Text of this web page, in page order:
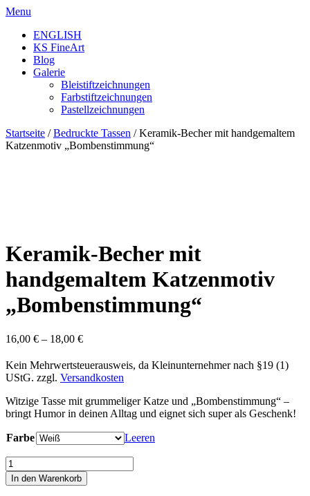
Skip
content
Menu
ENGLISH
KS FineArt
Blog
Galerie
Bleistiftzeichnungen
Farbstiftzeichnungen
Pastellzeichnungen
Startseite /Bedruckte Tassen / Keramik-Becher mit handgemaltem
Katzenmotiv „Bombenstimmung“
Keramik-Becher mit
handgemaltem Katzenmotiv
„Bombenstimmung“
16,00 € – 18,00 €
Kein Mehrwertsteuerausweis, da Kleinunternehmer nach §19 (1)
UStG. zzgl. Versandkosten
Witzige Tasse mit grummeliger Katze und „Bombenstimmung“ –
bringt Humor in deinen Alltag und eignet sich super als Geschenk!
Farbe Leeren
Keramik-
Becher
mit
In den Warenkorb